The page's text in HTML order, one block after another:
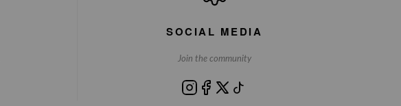
SOCIAL MEDIA
Join the community